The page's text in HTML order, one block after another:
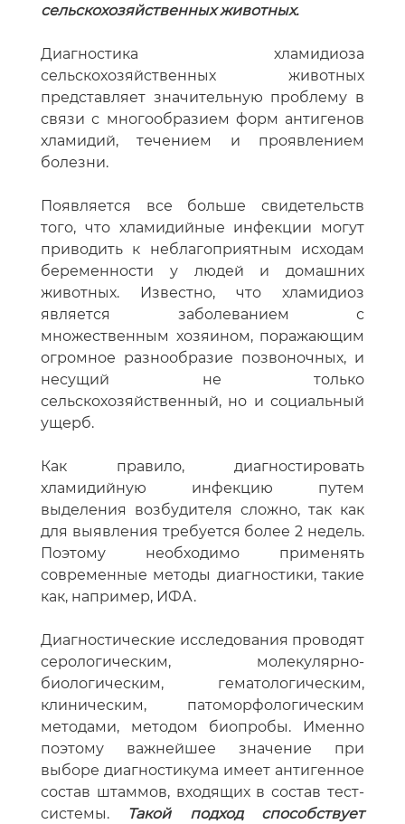
сельскохозяйственных животных.
Диагностика хламидиоза
сельскохозяйственных животных
представляет значительную проблему в
связи с многообразием форм антигенов
хламидий, течением и проявлением
болезни.
Появляется все больше свидетельств
того, что хламидийные инфекции могут
приводить к неблагоприятным исходам
беременности у людей и домашних
животных. Известно, что хламидиоз
является заболеванием с
множественным хозяином, поражающим
огромное разнообразие позвоночных, и
несущий не только
сельскохозяйственный, но и социальный
ущерб.
Как правило, диагностировать
хламидийную инфекцию путем
выделения возбудителя сложно, так как
для выявления требуется более 2 недель.
Поэтому необходимо применять
современные методы диагностики, такие
как, например, ИФА.
Диагностические исследования проводят
серологическим, молекулярно-
биологическим, гематологическим,
клиническим, патоморфологическим
методами, методом биопробы. Именно
поэтому важнейшее значение при
выборе диагностикума имеет антигенное
состав штаммов, входящих в состав тест-
системы. Такой подход способствует